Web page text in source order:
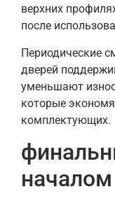
верхних
после
Периодические
дверей
уменьшают
которые
комплектующих.